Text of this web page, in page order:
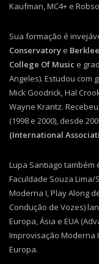
Kaufman, MC4+ e
Sua formação é
Conservatory e
College Of Music e
Angeles). Estudou com
Mick Goodrick, Hal
Wayne Krantz.
(1998 e 2000), desde
(International
Lupa Santiago também
Faculdade Souza
Moderna I, Play Along
Condução de Vozes)
Europa, Ásia e EUA
Improvisação Moderna I
Europa.